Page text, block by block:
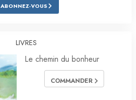
ABONNEZ-VOUS
LIVRES
Le chemin du bonheur
COMMANDER